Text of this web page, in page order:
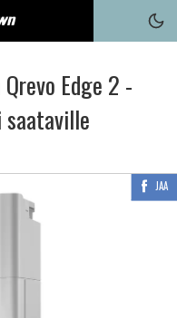
Edge 2 -
JAA